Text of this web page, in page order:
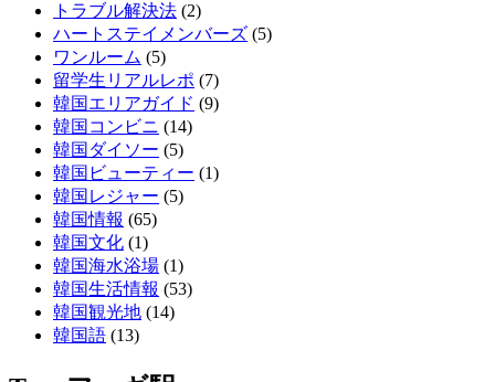
トラブル解決法 (2)
ハートステイメンバーズ (5)
ワンルーム (5)
留学生リアルレポ (7)
韓国エリアガイド (9)
韓国コンビニ (14)
韓国ダイソー (5)
韓国ビューティー (1)
韓国レジャー (5)
韓国情報 (65)
韓国文化 (1)
韓国海水浴場 (1)
韓国生活情報 (53)
韓国観光地 (14)
韓国語 (13)